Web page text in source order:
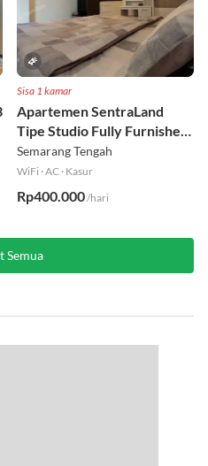
Sisa 1 kamar
Apartemen SentraLand
Tipe Studio Fully Furnished
Lt 8
Semarang Tengah
WiFi ·AC · Kasur
Rp400.000/hari
Semua